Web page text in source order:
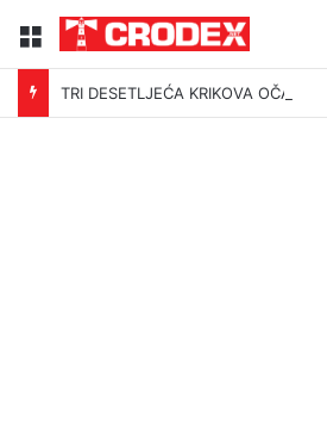
Menu
TRI DESETLJEĆA KRIKOVA OČAJNIKA